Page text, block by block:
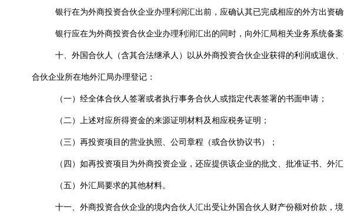
银行在为外商投资合伙企业办理利润汇出前，应确认其已完成相应的外方出资
银行应在为外商投资合伙企业办理利润汇出的同时，向外汇局相关业务系统备案
十、外国合伙人（含其合法继承人）以从外商投资合伙企业获得的利润或退伙
合伙企业所在地外汇局办理登记：
（一）经全体合伙人签署或者执行事务合伙人或指定代表签署的书面申请；
（二）上述对应所得资金的来源证明材料及相应税务证明；
（三）再投资项目的营业执照、公司章程（或合伙协议书）；
（四）如再投资项目为外商投资企业，还应提供该企业的批文、批准证书、外汇
（五）外汇局要求的其他材料。
十一、外商投资合伙企业的境内合伙人汇出受让外国合伙人财产份额对价款，